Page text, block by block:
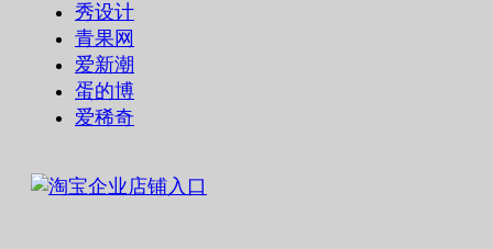
秀设计
青果网
爱新潮
蛋的博
爱稀奇